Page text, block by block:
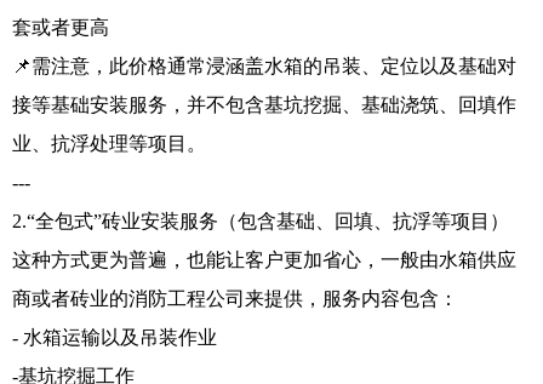
套或者更高
📌需注意，此价格通常浸涵盖水箱的吊装、定位以及基础对
接等基础安装服务，并不包含基坑挖掘、基础浇筑、回填作
业、抗浮处理等项目。
---
2.“全包式”砖业安装服务（包含基础、回填、抗浮等项目）
这种方式更为普遍，也能让客户更加省心，一般由水箱供应
商或者砖业的消防工程公司来提供，服务内容包含：
- 水箱运输以及吊装作业
-基坑挖掘工作